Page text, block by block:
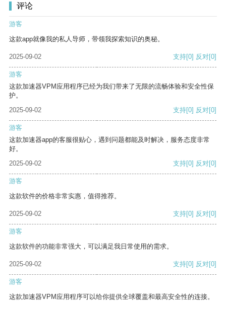
评论
游客
这款app就像我的私人导师，带领我探索知识的奥秘。
2025-09-02 支持[0] 反对[0]
游客
这款加速器VPM应用程序已经为我们带来了无限的流畅体验和安全性保
护。
2025-09-02
支持[0] 反对[0]
游客
这款加速器app的客服很贴心，遇到问题都能及时解决，服务态度非常
好。
2025-09-02
支持[0] 反对[0]
游客
这款软件的价格非常实惠，值得推荐。
2025-09-02 支持[0] 反对[0]
游客
这款软件的功能非常强大，可以满足我日常使用的需求。
2025-09-02 支持[0] 反对[0]
游客
这款加速器VPM应用程序可以给你提供全球覆盖和最高安全性的连接。